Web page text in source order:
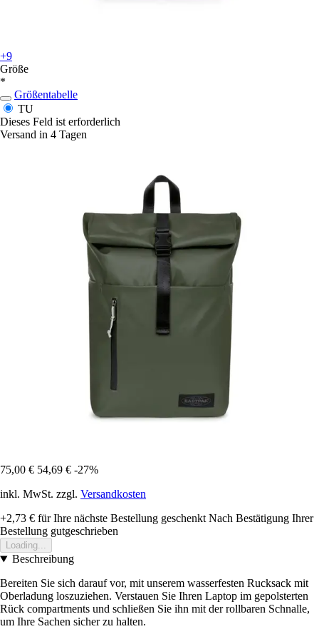
+9
Größe
*
Größentabelle
TU
Dieses Feld ist erforderlich
Versand in 4 Tagen
75,00 € 54,69 € -27%
inkl. MwSt. zzgl. Versandkosten
+2,73 € für Ihre nächste Bestellung geschenkt Nach Bestätigung Ihrer
Bestellung gutgeschrieben
Loading...
Beschreibung
Bereiten Sie sich darauf vor, mit unserem wasserfesten Rucksack mit
Oberladung loszuziehen. Verstauen Sie Ihren Laptop im gepolsterten
Rück compartments und schließen Sie ihn mit der rollbaren Schnalle,
um Ihre Sachen sicher zu halten.